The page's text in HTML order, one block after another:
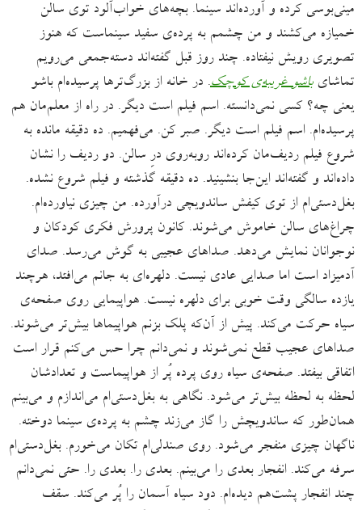
مینی‌بوسی کرده و آورده‌اند سینما. بچه‌های خواب‌آلود توی سالن
خمیازه می‌کشند و من چشمم به پرده‌ی سفید سینماست که هنوز
تصویری رویش نیفتاده. چند روز قبل گفته‌اند دسته‌جمعی می‌رویم
تماشایباشو غریبه‌ی کوچک. در خانه از بزرگ‌ترها پرسیده‌ام باشو
یعنی چه؟ کسی نمی‌دانسته. اسم فیلم است دیگر. در راه از معلم‌مان هم
پرسیده‌ام. اسم فیلم است دیگر. صبر کن. می‌فهمیم. ده دقیقه مانده به
شروع فیلم ردیف‌مان کرده‌اند روبه‌روی درِ سالن. دو ردیف را نشان
داده‌اند و گفته‌اند این‌جا بنشینید. ده دقیقه گذشته و فیلم شروع نشده.
بغل‌دستی‌ام از توی کیفش ساندویچی درآورده. من چیزی نیاورده‌ام.
چراغ‌های سالن خاموش می‌شوند. کانون پرورش فکری کودکان و
نوجوانان نمایش می‌دهد. صدا‌های عجیبی به گوش می‌رسد. صدای
آدمیزاد است اما صدایی عادی نیست. دلهره‌ای به جانم می‌افتد، هرچند
یازده سالگی وقت خوبی برای دلهره نیست. هواپیمایی روی صفحه‌ی
سیاه حرکت می‌کند. پیش از آن‌که پلک بزنم هواپیماها بیش‌تر می‌شوند.
صداهای عجیب قطع نمی‌شوند و نمی‌دانم چرا حس می‌کنم قرار است
اتفاقی بیفتد. صفحه‌ی سیاه روی پرده پُر از هواپیماست و تعدادشان
لحظه به لحظه بیش‌تر می‌شود. نگاهی به بغل‌دستی‌ام می‌اندازم و می‌بینم
همان‌طور که ساندویچش را گاز می‌زند چشم به پرده‌ی سینما دوخته.
ناگهان چیزی منفجر می‌شود. روی صندلی‌ام تکان می‌خورم. بغل‌دستی‌ام
سرفه می‌کند. انفجار بعدی را می‌بینم. بعدی را. بعدی را. حتی نمی‌دانم
چند انفجار پشت‌هم دیده‌ام. دود سیاه آسمان را پُر می‌‌کند. سقف